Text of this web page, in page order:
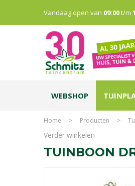
Home > Producten >
Vandaag open van 09:00t/m
WEBSHOP
Verder winkelen
TUINBOON